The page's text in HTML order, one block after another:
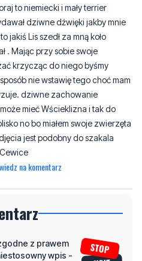
to niemiecki i mały terrier
dziwne dźwięki jakby mnie
jakiś Lis szedł za mną koło
. Mając przy sobie swoje
krzycząc do niego byśmy
nie wstawię tego choć mam
dziwne zachowanie
mieć Wścieklizna i tak do
no bo miałem swoje zwierzęta
jest podobny do szakala
na komentarz
z prawem
wpis -